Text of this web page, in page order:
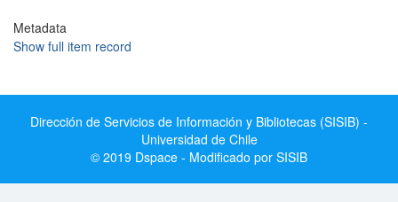
Metadata
Show full item record
Dirección de Servicios de Información y Bibliotecas (SISIB) -
Universidad de Chile
© 2019 Dspace - Modificado por SISIB